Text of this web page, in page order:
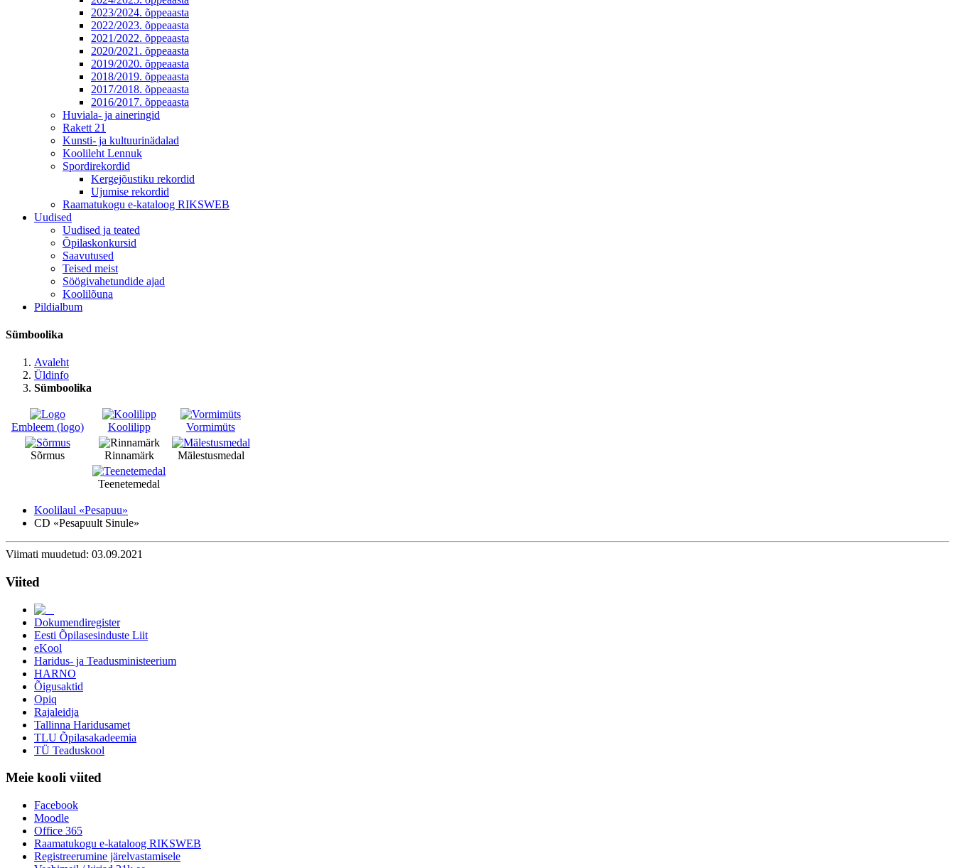
2023/2024. õppeaasta
2022/2023. õppeaasta
2021/2022. õppeaasta
2020/2021. õppeaasta
2019/2020. õppeaasta
2018/2019. õppeaasta
2017/2018. õppeaasta
2016/2017. õppeaasta
Huviala- ja aineringid
Rakett 21
Kunsti- ja kultuurinädalad
Koolileht Lennuk
Spordirekordid
Kergejõustiku rekordid
Ujumise rekordid
Raamatukogu e-kataloog RIKSWEB
Uudised
Uudised ja teated
Õpilaskonkursid
Saavutused
Teised meist
Söögivahetundide ajad
Koolilõuna
Pildialbum
Sümboolika
Avaleht
Üldinfo
Sümboolika
Embleem (logo) Koolilipp Vormimüts
Sõrmus Rinnamärk Mälestusmedal
Teenetemedal
Koolilaul «Pesapuu»
CD «Pesapuult Sinule»
Viimati muudetud: 03.09.2021
Viited
Dokumendiregister
Eesti Õpilasesinduste Liit
eKool
Haridus- ja Teadusministeerium
HARNO
Õigusaktid
Opiq
Rajaleidja
Tallinna Haridusamet
TLU Õpilasakadeemia
TÜ Teaduskool
Meie kooli viited
Facebook
Moodle
Office 365
Raamatukogu e-kataloog RIKSWEB
Registreerumine järelvastamisele